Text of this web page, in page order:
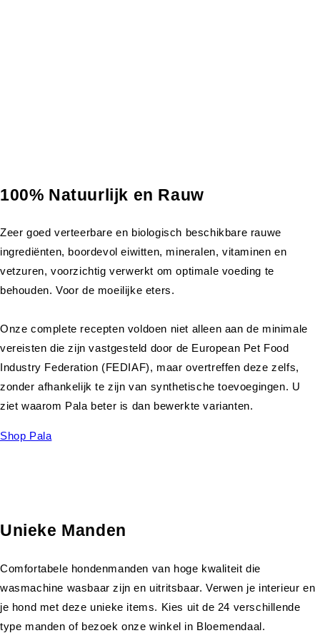
100% Natuurlijk en Rauw
Zeer goed verteerbare en biologisch beschikbare rauwe
ingrediënten, boordevol eiwitten, mineralen, vitaminen en
vetzuren, voorzichtig verwerkt om optimale voeding te
behouden. Voor de moeilijke eters.
Onze complete recepten voldoen niet alleen aan de minimale
vereisten die zijn vastgesteld door de European Pet Food
Industry Federation (FEDIAF), maar overtreffen deze zelfs,
zonder afhankelijk te zijn van synthetische toevoegingen. U
ziet waarom Pala beter is dan bewerkte varianten.
Shop Pala
Unieke Manden
Comfortabele hondenmanden van hoge kwaliteit die
wasmachine wasbaar zijn en uitritsbaar. Verwen je interieur en
je hond met deze unieke items. Kies uit de 24 verschillende
type manden of bezoek onze winkel in Bloemendaal.